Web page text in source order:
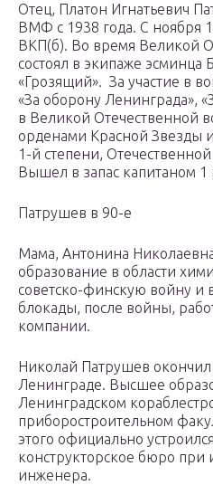
Отец, Платон Игнатьевич
ВМФ с 1938 года. С ноября
ВКП(б). Во время Великой
состоял в экипаже эсминца
«Грозящий». За участие в
«За оборону Ленинграда»,
в Великой Отечественной
орденами Красной Звезды
1-й степени,
Вышел в запас капитаном 1
Патрушев в 90-е
Мама, Антонина
образование в области
советско-финскую войну и
блокады, после войны,
компании.
Николай Патрушев
Ленинграде. Высшее
Ленинградском
приборостроительном
этого официально
конструкторское бюро при
инженера.